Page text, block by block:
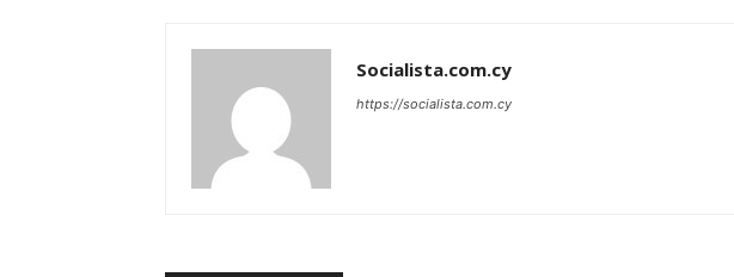
Socialista.com.cy
https://socialista.com.cy